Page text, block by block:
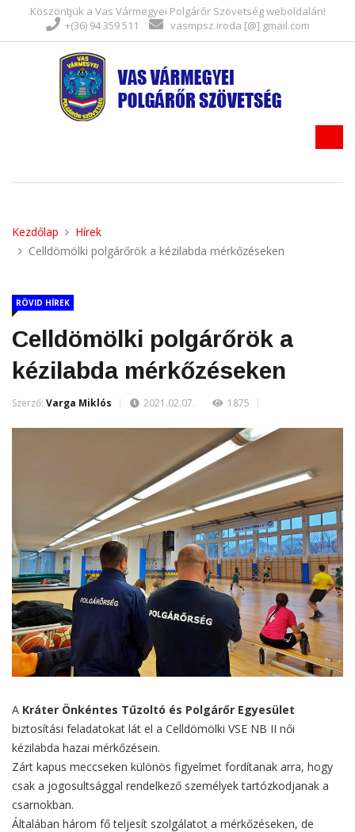
Köszöntjük a Vas Vármegyei Polgárőr Szövetség weboldalán!
+(36) 94 359 511
vasmpsz.iroda [@] gmail.com
Kezdőlap
Hírek
Celldömölki polgárőrök a kézilabda mérkőzéseken
RÖVID HÍREK
Celldömölki polgárőrök a
kézilabda mérkőzéseken
Szerző: Varga Miklós 2021.02.07. 1875
A Kráter Önkéntes Tűzoltó és Polgárőr Egyesület
biztosítási feladatokat lát el a Celldömölki VSE NB II női
kézilabda hazai mérkőzésein.
Zárt kapus meccseken különös figyelmet fordítanak arra, hogy
csak a jogosultsággal rendelkező személyek tartózkodjanak a
csarnokban.
Általában három fő teljesít szolgálatot a mérkőzéseken, de